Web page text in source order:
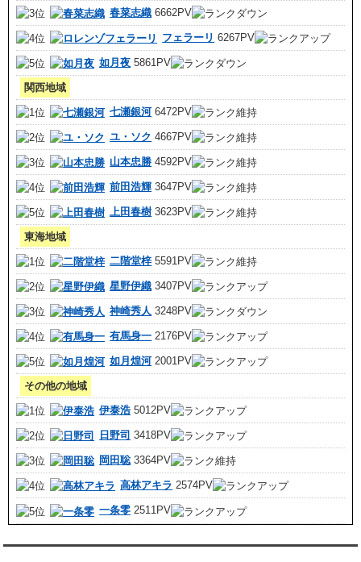
春菜志織 6662PV
フェラーリ 6267PV
如月夜 5861PV
関西地域
七瀬銀河6472PV
ユ・ソク 4667PV
山本忠勝 4592PV
前田浩輝 3647PV
上田春樹 3623PV
東海地域
二階堂梓 5591PV
星野伊織 3407PV
神崎秀人 3248PV
有馬身一 2176PV
如月煌河2001PV
その他の地域
伊泰浩 5012PV
日野司 3418PV
岡田聡3364PV
高林アキラ 2574PV
一条零 2511PV